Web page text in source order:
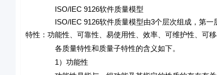
ISO/IEC 9126软件质量模型
ISO/IEC 9126软件质量模型由3个层次组成，第一层
特性：功能性、可靠性、易使用性、效率、可维护性、可移
各质量特性和质量子特性的含义如下。
1）功能性